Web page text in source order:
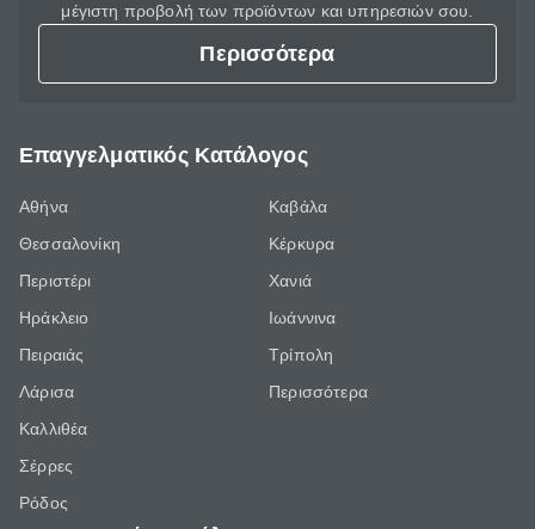
μέγιστη προβολή των προϊόντων και υπηρεσιών σου.
Περισσότερα
Επαγγελματικός Κατάλογος
Αθήνα
Θεσσαλονίκη
Περιστέρι
Ηράκλειο
Πειραιάς
Λάρισα
Καλλιθέα
Σέρρες
Ρόδος
Καβάλα
Κέρκυρα
Χανιά
Ιωάννινα
Τρίπολη
Περισσότερα